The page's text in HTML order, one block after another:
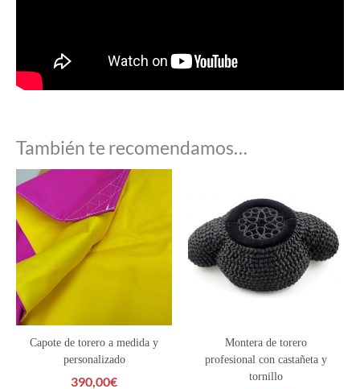
También te recomendamos…
Capote de torero a medida y
personalizado
390,00€
Montera de torero
profesional con castañeta y
tornillo